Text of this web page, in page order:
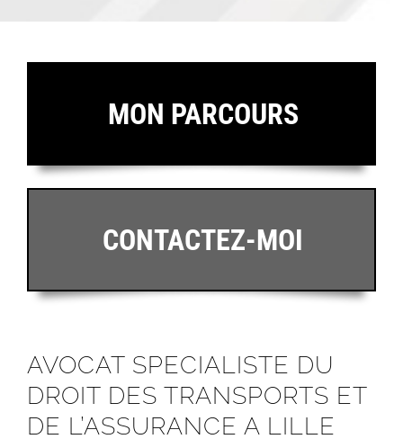
MON PARCOURS
CONTACTEZ-MOI
AVOCAT SPECIALISTE DU
DROIT DES TRANSPORTS ET
DE L’ASSURANCE A LILLE